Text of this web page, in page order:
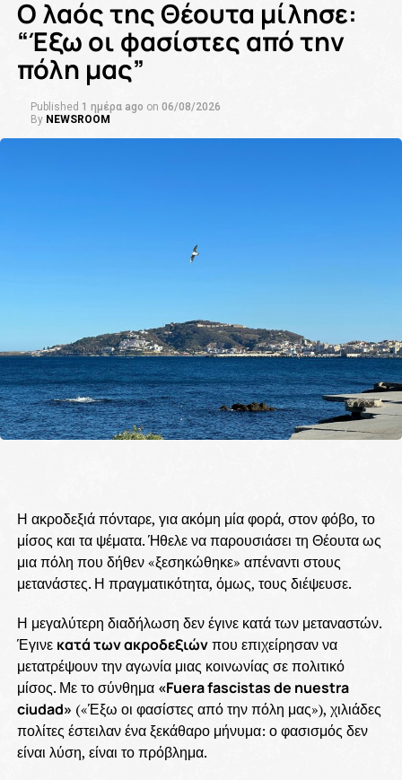
Ο λαός της Θέουτα μίλησε:
“Έξω οι φασίστες από την
πόλη μας”
Published 1 ημέρα ago on 06/08/2026
By NEWSROOM
Η ακροδεξιά πόνταρε, για ακόμη μία φορά, στον φόβο, το
μίσος και τα ψέματα. Ήθελε να παρουσιάσει τη Θέουτα ως
μια πόλη που δήθεν «ξεσηκώθηκε» απέναντι στους
μετανάστες. Η πραγματικότητα, όμως, τους διέψευσε.
Η μεγαλύτερη διαδήλωση δεν έγινε κατά των μεταναστών.
Έγινε κατά των ακροδεξιώνπου επιχείρησαν να
μετατρέψουν την αγωνία μιας κοινωνίας σε πολιτικό
μίσος. Με το σύνθημα «Fuera fascistas de nuestra
ciudad» («Έξω οι φασίστες από την πόλη μας»), χιλιάδες
πολίτες έστειλαν ένα ξεκάθαρο μήνυμα: ο φασισμός δεν
είναι λύση, είναι το πρόβλημα.